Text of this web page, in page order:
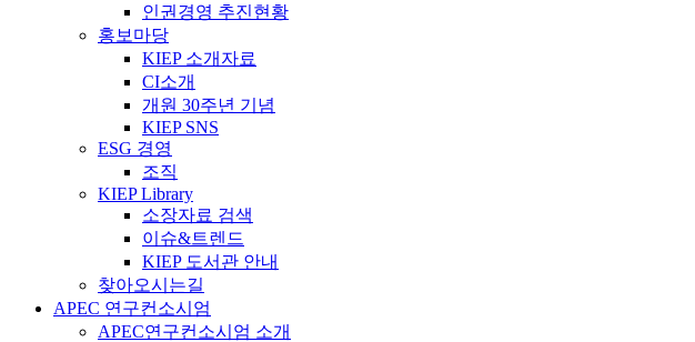
인권경영 추진현황
홍보마당
KIEP 소개자료
CI소개
개원 30주년 기념
KIEP SNS
ESG 경영
조직
KIEP Library
소장자료 검색
이슈&트렌드
KIEP 도서관 안내
찾아오시는길
APEC 연구컨소시엄
APEC연구컨소시엄 소개